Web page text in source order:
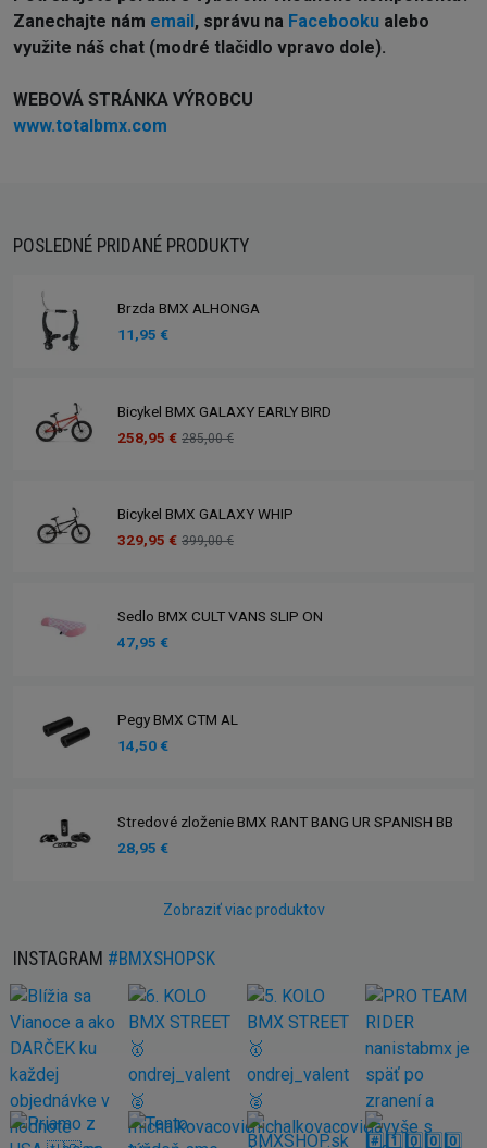
Zanechajte nám email, správu na Facebooku alebo
využite náš chat (modré tlačidlo vpravo dole).
WEBOVÁ STRÁNKA VÝROBCU
www.totalbmx.com
POSLEDNÉ PRIDANÉ PRODUKTY
Brzda BMX ALHONGA
11,95 €
Bicykel BMX GALAXY EARLY BIRD
258,95 € 285,00 €
Bicykel BMX GALAXY WHIP
329,95 € 399,00 €
Sedlo BMX CULT VANS SLIP ON
47,95 €
Pegy BMX CTM AL
14,50 €
Stredové zloženie BMX RANT BANG UR SPANISH BB
28,95 €
Zobraziť viac produktov
INSTAGRAM #BMXSHOPSK